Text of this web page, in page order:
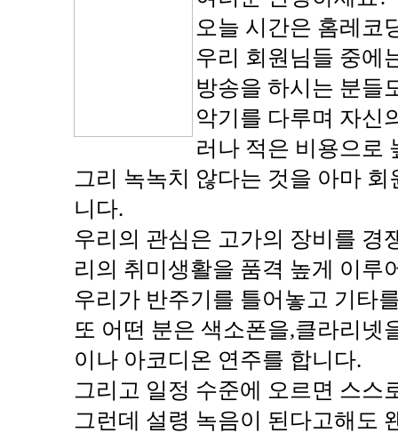
오늘 시간은 홈레코
우리 회원님들 중에
방송을 하시는 분들
악기를 다루며 자신
러나 적은 비용으로
그리 녹녹치 않다는 것을 아마
니다.
우리의 관심은 고가의 장비를 경
리의 취미생활을 품격 높게 이루
우리가 반주기를 틀어놓고 기타
또 어떤 분은 색소폰을,클라리넷
이나 아코디온 연주를 합니다.
그리고 일정 수준에 오르면 스스
그런데 설령 녹음이 된다고해도